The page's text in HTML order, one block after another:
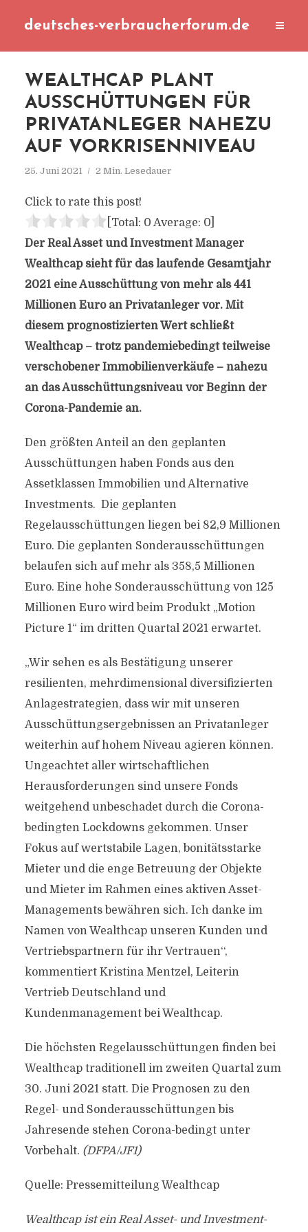
deutsches-verbraucherforum.de
WEALTHCAP PLANT
AUSSCHÜTTUNGEN FÜR
PRIVATANLEGER NAHEZU
AUF VORKRISENNIVEAU
25. Juni 2021 2 Min. Lesedauer
Click to rate this post!
[Total: 0 Average: 0]
Der Real Asset und Investment Manager
Wealthcap sieht für das laufende Gesamtjahr
2021 eine Ausschüttung von mehr als 441
Millionen Euro an Privatanleger vor. Mit
diesem prognostizierten Wert schließt
Wealthcap – trotz pandemiebedingt teilweise
verschobener Immobilienverkäufe – nahezu
an das Ausschüttungsniveau vor Beginn der
Corona-Pandemie an.
Den größten Anteil an den geplanten
Ausschüttungen haben Fonds aus den
Assetklassen Immobilien und Alternative
Investments. Die geplanten
Regelausschüttungen liegen bei 82,9 Millionen
Euro. Die geplanten Sonderausschüttungen
belaufen sich auf mehr als 358,5 Millionen
Euro. Eine hohe Sonderausschüttung von 125
Millionen Euro wird beim Produkt „Motion
Picture 1“ im dritten Quartal 2021 erwartet.
„Wir sehen es als Bestätigung unserer
resilienten, mehrdimensional diversifizierten
Anlagestrategien, dass wir mit unseren
Ausschüttungsergebnissen an Privatanleger
weiterhin auf hohem Niveau agieren können.
Ungeachtet aller wirtschaftlichen
Herausforderungen sind unsere Fonds
weitgehend unbeschadet durch die Corona-
bedingten Lockdowns gekommen. Unser
Fokus auf wertstabile Lagen, bonitätsstarke
Mieter und die enge Betreuung der Objekte
und Mieter im Rahmen eines aktiven Asset-
Managements bewähren sich. Ich danke im
Namen von Wealthcap unseren Kunden und
Vertriebspartnern für ihr Vertrauen‘‘,
kommentiert Kristina Mentzel, Leiterin
Vertrieb Deutschland und
Kundenmanagement bei Wealthcap.
Die höchsten Regelausschüttungen finden bei
Wealthcap traditionell im zweiten Quartal zum
30. Juni 2021 statt. Die Prognosen zu den
Regel- und Sonderausschüttungen bis
Jahresende stehen Corona-bedingt unter
Vorbehalt. (DFPA/JF1)
Quelle: Pressemitteilung Wealthcap
Wealthcap ist ein Real Asset- und Investment-